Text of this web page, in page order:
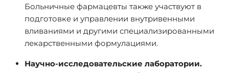
Больничные фармацевты также участвуют в
подготовке и управлении внутривенными
вливаниями и другими специализированными
лекарственными формулациями.
Научно-исследовательские лаборатории.